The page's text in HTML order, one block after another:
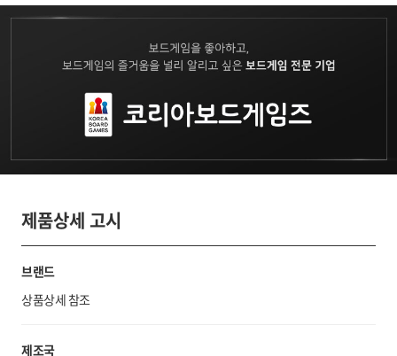
제품상세 고시
브랜드
상품상세 참조
제조국